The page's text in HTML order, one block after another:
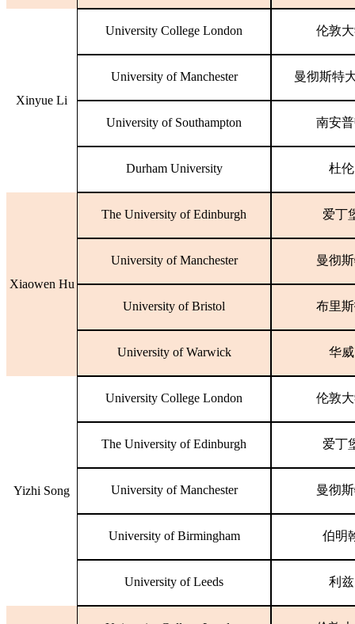
Xinyue Li
University College London 伦敦
University of Manchester 曼彻斯特
University of Southampton 南安
Durham University 杜
Xiaowen Hu
The University of Edinburgh 爱丁
University of Manchester 曼彻
University of Bristol 布里
University of Warwick 华
Yizhi Song
University College London 伦敦
The University of Edinburgh 爱丁
University of Manchester 曼彻
University of Birmingham 伯明
University of Leeds 利